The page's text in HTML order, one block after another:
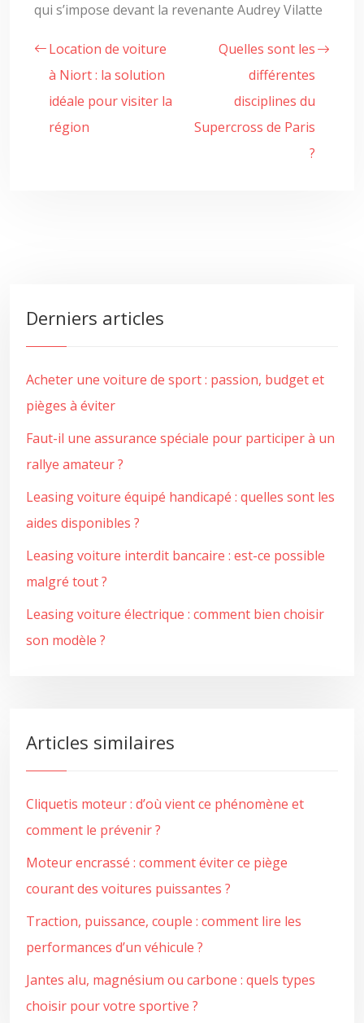
qui s’impose devant la revenante Audrey Vilatte
Location de voiture
à Niort : la solution
idéale pour visiter la
région
Quelles sont les
différentes
disciplines du
Supercross de Paris
?
Derniers articles
Acheter une voiture de sport : passion, budget et
pièges à éviter
Faut-il une assurance spéciale pour participer à un
rallye amateur ?
Leasing voiture équipé handicapé : quelles sont les
aides disponibles ?
Leasing voiture interdit bancaire : est-ce possible
malgré tout ?
Leasing voiture électrique : comment bien choisir
son modèle ?
Articles similaires
Cliquetis moteur : d’où vient ce phénomène et
comment le prévenir ?
Moteur encrassé : comment éviter ce piège
courant des voitures puissantes ?
Traction, puissance, couple : comment lire les
performances d’un véhicule ?
Jantes alu, magnésium ou carbone : quels types
choisir pour votre sportive ?